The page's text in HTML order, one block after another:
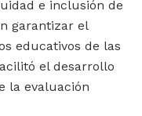
e inclusión de
garantizar el
educativos de las
el desarrollo
la evaluación